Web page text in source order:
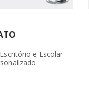
e Escolar
Thiago